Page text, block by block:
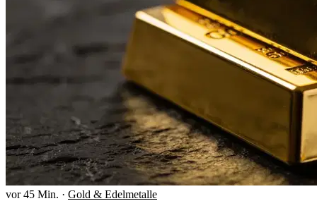
vor 45 Min. · Gold & Edelmetalle